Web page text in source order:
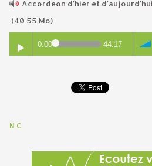
Accordéon d'hier et d'aujourd'hui
(40.55 Mo)
0:00 44:17
N C